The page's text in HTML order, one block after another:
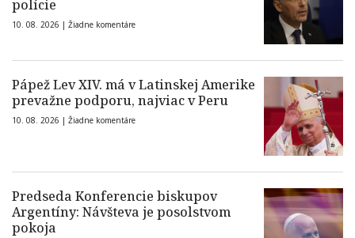
polície
10. 08. 2026 | Žiadne komentáre
Pápež Lev XIV. má v Latinskej Amerike
prevažne podporu, najviac v Peru
10. 08. 2026 | Žiadne komentáre
Predseda Konferencie biskupov
Argentíny: Návšteva je posolstvom
pokoja